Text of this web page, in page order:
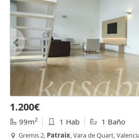
1.200€
99m2 1 Hab 1 Baño
Gremis 2, Patraix, Vara de Quart,